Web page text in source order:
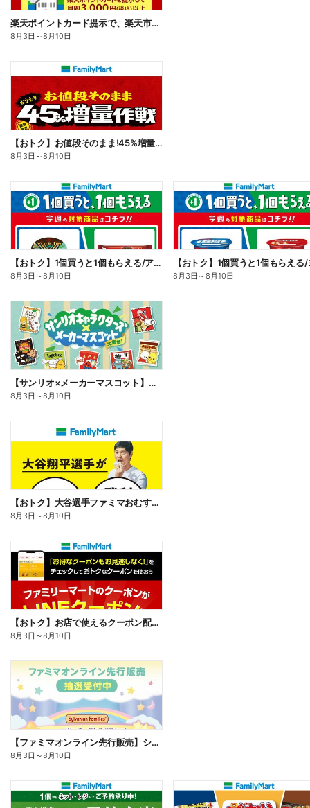
楽天ポイントカード提示で、楽天市場でのお買い物がおトクに!
8月3日 ～8月10日
【おトク】お値段そのまま!45%増量作戦!
8月3日 ～8月10日
【おトク】1個買うと1個もらえる/アイス
8月3日 ～8月10日 8月3日 ～8月10日
【サンリオ×メーカーマスコット】オリジナルグッズ貰える!
8月3日 ～8月10日
【おトク】大谷選手ファミマおむすび割
8月3日 ～8月10日
【おトク】お店で使えるクーポン配信中
8月3日 ～8月10日
【ファミマオンライン先行販売】シルバニアファミリー
8月3日 ～8月10日